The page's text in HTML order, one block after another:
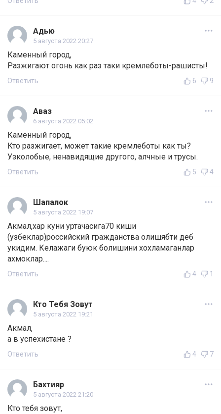
Адью
5 августа 2022 20:27
Каменный город,
Разжигают огонь как раз таки кремлеботы-рашисты!
Ответить 6 9
Аваз
6 августа 2022 05:02
Каменный город,
Кто разжигает, может такие кремлеботы как ты?
Узколобые, ненавидящие другого, алчные и трусы.
Ответить 5 4
Шапалок
5 августа 2022 19:07
Акмал,хар куни уртачасига70 киши
(узбеклар)российский гражданства олишябти деб
укидим. Келажаги буюк болишини хохламаганлар
ахмоклар....
Ответить 4 1
Кто Тебя Зовут
5 августа 2022 19:21
Акмал,
а в успехистане ?
Ответить 4 7
Бахтияр
5 августа 2022 21:20
Кто тебя зовут,